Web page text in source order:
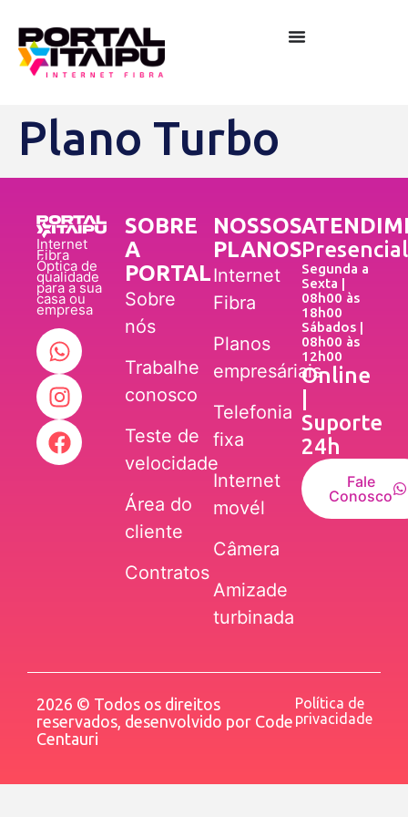
Plano Turbo
Internet
Fibra
Óptica de
qualidade
para a sua
casa ou
empresa
SOBRE
A
PORTAL
Sobre
nós
Trabalhe
conosco
Teste de
velocidade
Área do
cliente
Contratos
NOSSOS
PLANOS
Internet
Fibra
Planos
empresáriais
Telefonia
fixa
Internet
movél
Câmera
Amizade
turbinada
Presencial
Segunda a
Sexta |
08h00 às
18h00
Sábados |
08h00 às
12h00
Online
Suporte
24h
Fale
Conosco
2026 © Todos os direitos
reservados, desenvolvido por Code
Centauri
Política de
privacidade